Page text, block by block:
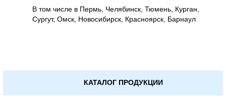
В том числе в Пермь, Челябинск, Тюмень, Курган,
Сургут, Омск, Новосибирск, Красноярск, Барнаул
КАТАЛОГ ПРОДУКЦИИ